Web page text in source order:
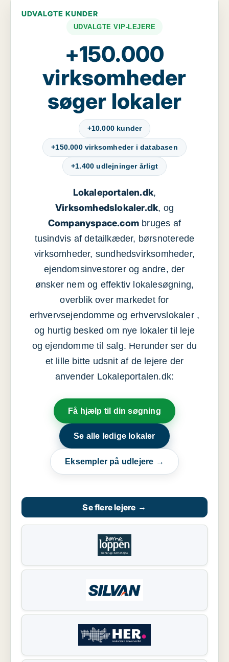
UDVALGTE KUNDER
UDVALGTE VIP-LEJERE
+150.000
virksomheder
søger lokaler
+10.000 kunder
+150.000 virksomheder i databasen
+1.400 udlejninger årligt
Lokaleportalen.dk,
Virksomhedslokaler.dk, og
Companyspace.com bruges af
tusindvis af detailkæder, børsnoterede
virksomheder, sundhedsvirksomheder,
ejendomsinvestorer og andre, der
ønsker nem og effektiv lokalesøgning,
overblik over markedet for
erhvervsejendomme og erhvervslokaler ,
og hurtig besked om nye lokaler til leje
og ejendomme til salg. Herunder ser du
et lille bitte udsnit af de lejere der
anvender Lokaleportalen.dk:
Få hjælp til din søgning
Se alle ledige lokaler
Eksempler på udlejere →
Se flere lejere →